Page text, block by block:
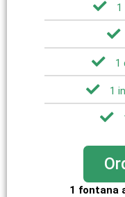
1
1
1 fontana